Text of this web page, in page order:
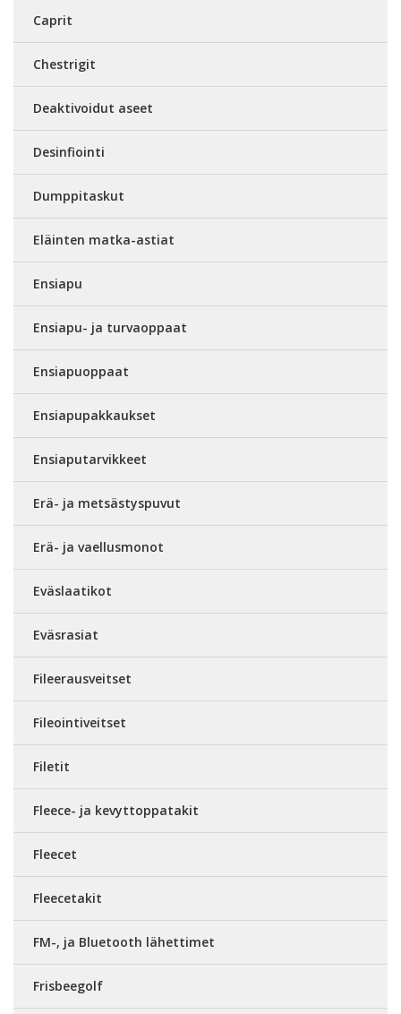
Caprit
Chestrigit
Deaktivoidut aseet
Desinfiointi
Dumppitaskut
Eläinten matka-astiat
Ensiapu
Ensiapu- ja turvaoppaat
Ensiapuoppaat
Ensiapupakkaukset
Ensiaputarvikkeet
Erä- ja metsästyspuvut
Erä- ja vaellusmonot
Eväslaatikot
Eväsrasiat
Fileerausveitset
Fileointiveitset
Filetit
Fleece- ja kevyttoppatakit
Fleecet
Fleecetakit
FM-, ja Bluetooth lähettimet
Frisbeegolf